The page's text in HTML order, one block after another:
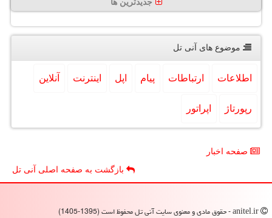
جدیدترین ها
موضوع های آنی تل
اطلاعات ارتباطات پیام اپل اینترنت آنلاین
رپورتاژ اپراتور
صفحه اخبار
بازگشت به صفحه اصلی آنی تل